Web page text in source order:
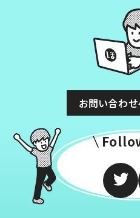
お問い合わ